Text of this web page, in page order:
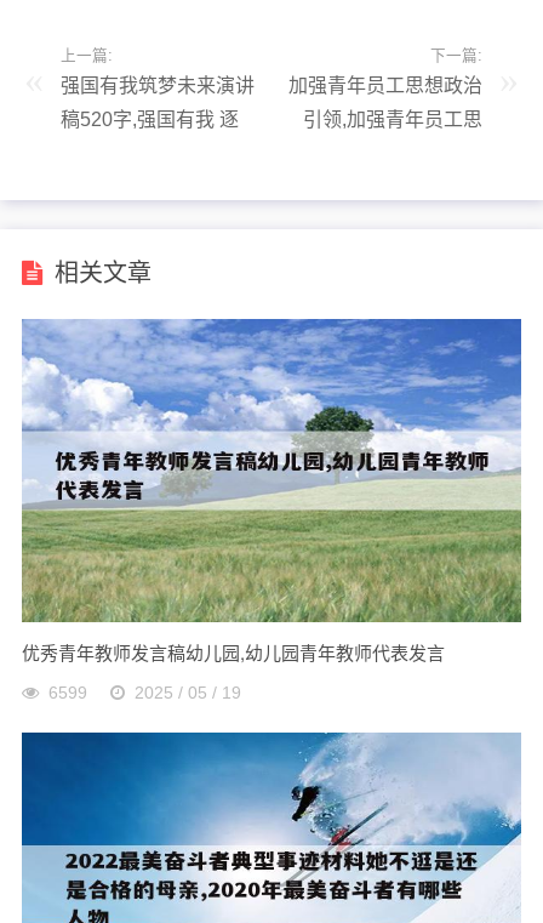
上一篇:
强国有我筑梦未来演讲
稿520字,强国有我 逐
下一篇:
加强青年员工思想政治
引领,加强青年员工思
相关文章
优秀青年教师发言稿幼儿园,幼儿园青年教师代表发言
6599 2025 / 05 / 19